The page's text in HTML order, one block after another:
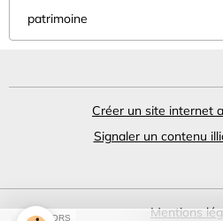
patrimoine
Créer un site internet
Signaler un contenu
Mentions
SPONSORS